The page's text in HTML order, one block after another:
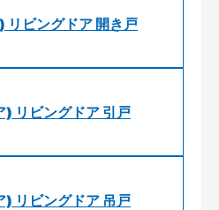
ビングドア 開き戸
リビングドア 引戸
リビングドア 吊戸